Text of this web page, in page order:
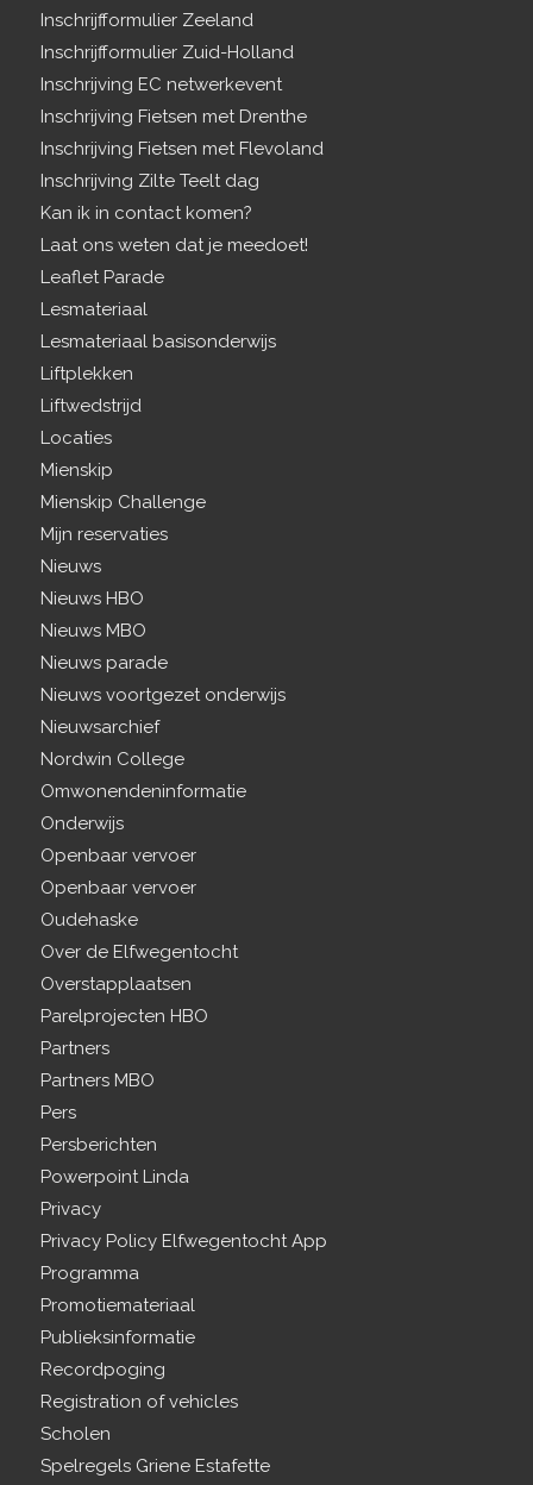
Inschrijfformulier Zeeland
Inschrijfformulier Zuid-Holland
Inschrijving EC netwerkevent
Inschrijving Fietsen met Drenthe
Inschrijving Fietsen met Flevoland
Inschrijving Zilte Teelt dag
Kan ik in contact komen?
Laat ons weten dat je meedoet!
Leaflet Parade
Lesmateriaal
Lesmateriaal basisonderwijs
Liftplekken
Liftwedstrijd
Locaties
Mienskip
Mienskip Challenge
Mijn reservaties
Nieuws
Nieuws HBO
Nieuws MBO
Nieuws parade
Nieuws voortgezet onderwijs
Nieuwsarchief
Nordwin College
Omwonendeninformatie
Onderwijs
Openbaar vervoer
Openbaar vervoer
Oudehaske
Over de Elfwegentocht
Overstapplaatsen
Parelprojecten HBO
Partners
Partners MBO
Pers
Persberichten
Powerpoint Linda
Privacy
Privacy Policy Elfwegentocht App
Programma
Promotiemateriaal
Publieksinformatie
Recordpoging
Registration of vehicles
Scholen
Spelregels Griene Estafette